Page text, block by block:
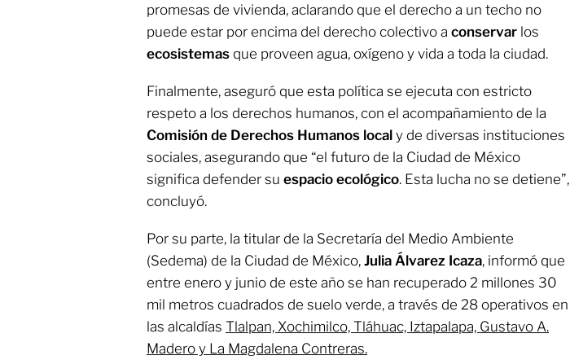
promesas de vivienda, aclarando que el derecho a un techo no
puede estar por encima del derecho colectivo a conservar los
ecosistemas que proveen agua, oxígeno y vida a toda la ciudad.
Finalmente, aseguró que esta política se ejecuta con estricto
respeto a los derechos humanos, con el acompañamiento de la
Comisión de Derechos Humanos local y de diversas instituciones
sociales, asegurando que “el futuro de la Ciudad de México
significa defender su espacio ecológico. Esta lucha no se detiene”,
concluyó.
Por su parte, la titular de la Secretaría del Medio Ambiente
(Sedema) de la Ciudad de México, Julia Álvarez Icaza, informó que
entre enero y junio de este año se han recuperado 2 millones 30
mil metros cuadrados de suelo verde, a través de 28 operativos en
las alcaldías Tlalpan, Xochimilco, Tláhuac, Iztapalapa, Gustavo A.
Madero y La Magdalena Contreras.